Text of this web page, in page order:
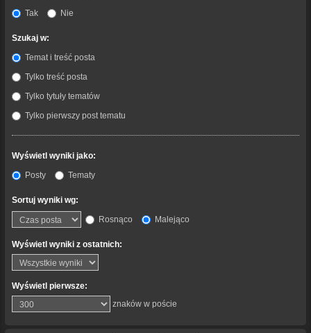
Tak
Nie
Szukaj w:
Temat i treść posta
Tylko treść posta
Tylko tytuły tematów
Tylko pierwszy post tematu
Wyświetl wyniki jako:
Posty
Tematy
Sortuj wyniki wg:
Rosnąco
Malejąco
Wyświetl wyniki z ostatnich:
Wyświetl pierwsze:
znaków w poście